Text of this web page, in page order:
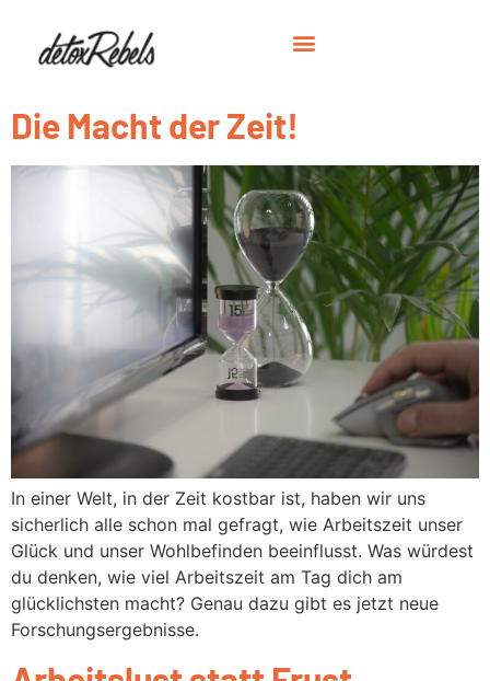
Die Macht der Zeit!
In einer Welt, in der Zeit kostbar ist, haben wir uns
sicherlich alle schon mal gefragt, wie Arbeitszeit unser
Glück und unser Wohlbefinden beeinflusst. Was würdest
du denken, wie viel Arbeitszeit am Tag dich am
glücklichsten macht? Genau dazu gibt es jetzt neue
Forschungsergebnisse.